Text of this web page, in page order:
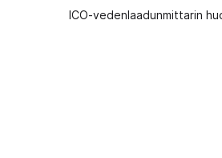
ICO-vedenlaadunmittarin